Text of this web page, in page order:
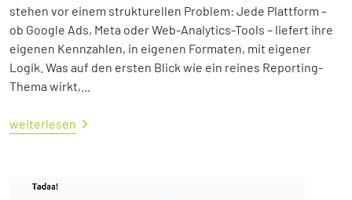
stehen vor einem strukturellen Problem: Jede Plattform –
ob Google Ads, Meta oder Web-Analytics-Tools – liefert ihre
eigenen Kennzahlen, in eigenen Formaten, mit eigener
Logik. Was auf den ersten Blick wie ein reines Reporting-
Thema wirkt,...
weiterlesen